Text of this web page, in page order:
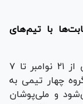
با تیم‌های
جام جهانی فوتسال بانوان ۲۰۲۵ - فیلیپین از ۲۱ نوامبر تا ۷
چهار گروه چهار تیمی به
و ملی‌پوشان